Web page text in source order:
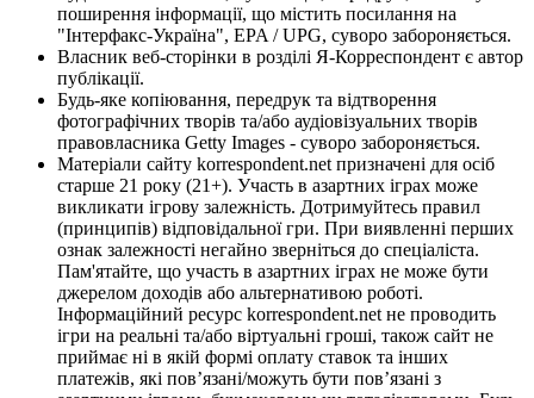
поширення інформації, що містить посилання на
"Інтерфакс-Україна", EPA / UPG, суворо забороняється.
Власник веб-сторінки в розділі Я-Корреспондент є автор
публікації.
Будь-яке копіювання, передрук та відтворення
фотографічних творів та/або аудіовізуальних творів
правовласника Getty Images - суворо забороняється.
Матеріали сайту korrespondent.net призначені для осіб
старше 21 року (21+). Участь в азартних іграх може
викликати ігрову залежність. Дотримуйтесь правил
(принципів) відповідальної гри. При виявленні перших
ознак залежності негайно зверніться до спеціаліста.
Пам'ятайте, що участь в азартних іграх не може бути
джерелом доходів або альтернативою роботі.
Інформаційний ресурс korrespondent.net не проводить
ігри на реальні та/або віртуальні гроші, також сайт не
приймає ні в якій формі оплату ставок та інших
платежів, які пов’язані/можуть бути пов’язані з